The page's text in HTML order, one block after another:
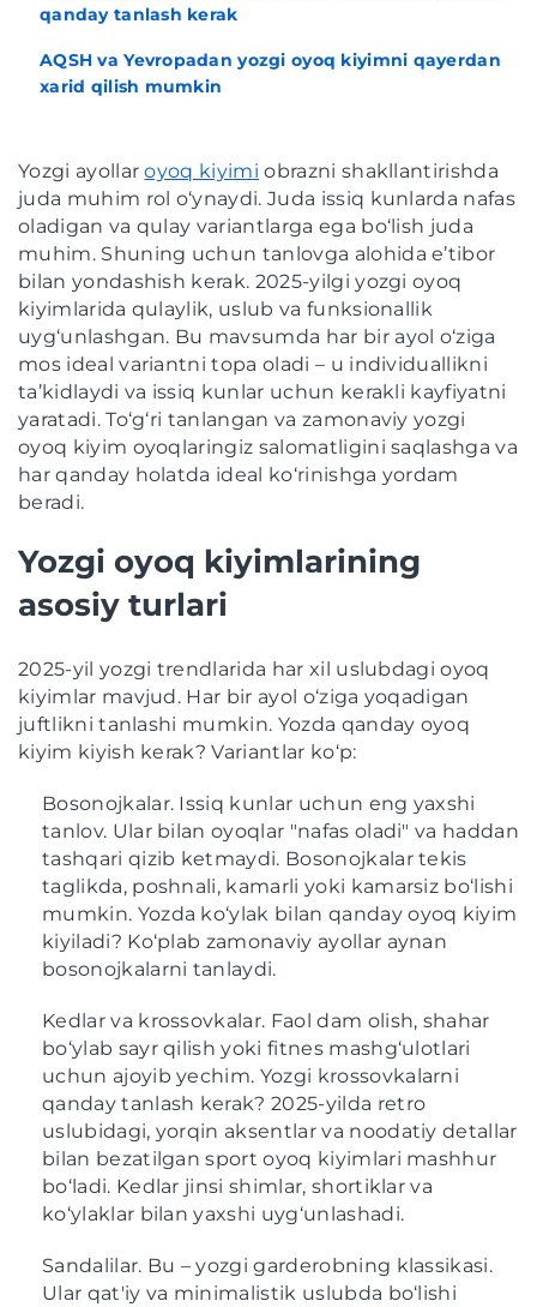
qanday tanlash kerak
AQSH va Yevropadan yozgi oyoq kiyimni qayerdan
xarid qilish mumkin
Yozgi ayollaroyoq kiyimi obrazni shakllantirishda
juda muhim rol o‘ynaydi. Juda issiq kunlarda nafas
oladigan va qulay variantlarga ega bo‘lish juda
muhim. Shuning uchun tanlovga alohida e’tibor
bilan yondashish kerak. 2025-yilgi yozgi oyoq
kiyimlarida qulaylik, uslub va funksionallik
uyg‘unlashgan. Bu mavsumda har bir ayol o‘ziga
mos ideal variantni topa oladi – u individuallikni
ta’kidlaydi va issiq kunlar uchun kerakli kayfiyatni
yaratadi. To‘g‘ri tanlangan va zamonaviy yozgi
oyoq kiyim oyoqlaringiz salomatligini saqlashga va
har qanday holatda ideal ko‘rinishga yordam
beradi.
Yozgi oyoq kiyimlarining
asosiy turlari
2025-yil yozgi trendlarida har xil uslubdagi oyoq
kiyimlar mavjud. Har bir ayol o‘ziga yoqadigan
juftlikni tanlashi mumkin. Yozda qanday oyoq
kiyim kiyish kerak? Variantlar ko‘p:
Bosonojkalar. Issiq kunlar uchun eng yaxshi
tanlov. Ular bilan oyoqlar "nafas oladi" va haddan
tashqari qizib ketmaydi. Bosonojkalar tekis
taglikda, poshnali, kamarli yoki kamarsiz bo‘lishi
mumkin. Yozda ko‘ylak bilan qanday oyoq kiyim
kiyiladi? Ko‘plab zamonaviy ayollar aynan
bosonojkalarni tanlaydi.
Kedlar va krossovkalar. Faol dam olish, shahar
bo‘ylab sayr qilish yoki fitnes mashg‘ulotlari
uchun ajoyib yechim. Yozgi krossovkalarni
qanday tanlash kerak? 2025-yilda retro
uslubidagi, yorqin aksentlar va noodatiy detallar
bilan bezatilgan sport oyoq kiyimlari mashhur
bo‘ladi. Kedlar jinsi shimlar, shortiklar va
ko‘ylaklar bilan yaxshi uyg‘unlashadi.
Sandalilar. Bu – yozgi garderobning klassikasi.
Ular qat'iy va minimalistik uslubda bo‘lishi